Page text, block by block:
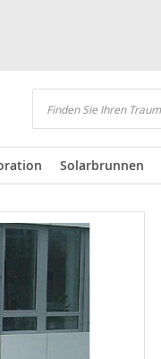
Suchen
Solarbrunnen